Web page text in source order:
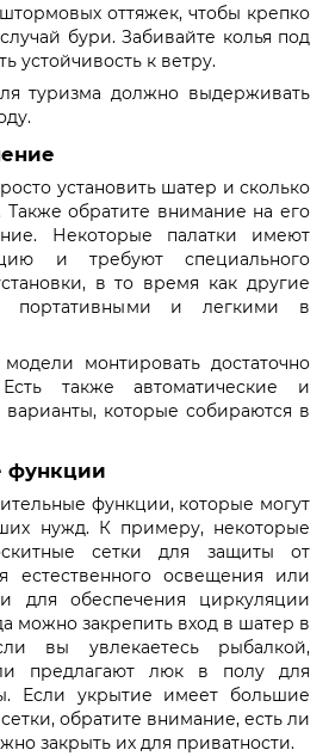
оттяжек, чтобы крепко
бури. Забивайте колья под
устойчивость к ветру.
туризма должно выдерживать
установить шатер и сколько
Также обратите внимание на его
Некоторые палатки имеют
и требуют специального
в то время как другие
портативными и легкими в
монтировать достаточно
также автоматические и
варианты, которые собираются в
функции
функции, которые могут
нужд. К примеру, некоторые
сетки для защиты от
естественного освещения или
для обеспечения циркуляции
можно закрепить вход в шатер в
вы увлекаетесь рыбалкой,
предлагают люк в полу для
Если укрытие имеет большие
обратите внимание, есть ли
закрыть их для приватности.